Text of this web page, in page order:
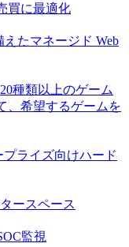
買に最適化
えたマネージド Web
種類以上のゲーム
、希望するゲームを
ライズ向けハード
ースペース
監視